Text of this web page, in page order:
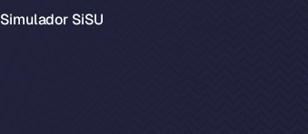
Simulador SiSU